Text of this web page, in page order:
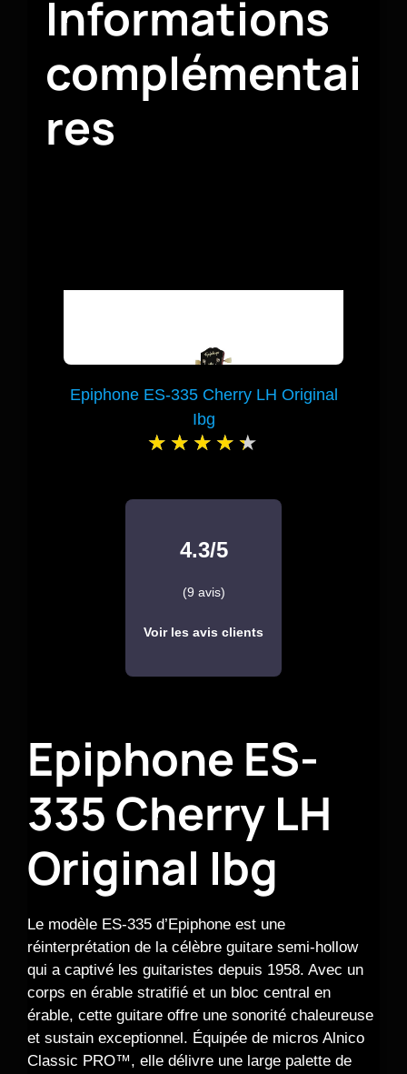
Informations
complémentai
res
Epiphone ES-335 Cherry LH Original
Ibg
4.3/5
(9 avis)
Voir les avis clients
Epiphone ES-
335 Cherry LH
Original Ibg
Le modèle ES-335 d’Epiphone est une
réinterprétation de la célèbre guitare semi-hollow
qui a captivé les guitaristes depuis 1958. Avec un
corps en érable stratifié et un bloc central en
érable, cette guitare offre une sonorité chaleureuse
et sustain exceptionnel. Équipée de micros Alnico
Classic PRO™, elle délivre une large palette de